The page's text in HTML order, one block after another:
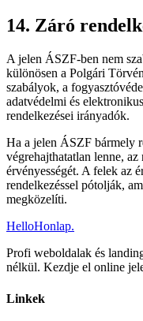
14. Záró
A jelen ÁSZF-ben nem
különösen a Polgári
szabályok, a
adatvédelmi és
rendelkezései irányadók.
Ha a jelen ÁSZF bármely
végrehajthatatlan lenne,
érvényességét. A felek az
rendelkezéssel pótolják,
megközelíti.
HelloHonlap.
Profi weboldalak és
nélkül. Kezdje el online
Linkek